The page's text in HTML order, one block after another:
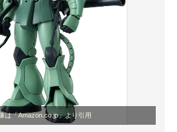
は「Amazon.co.jp」より引用